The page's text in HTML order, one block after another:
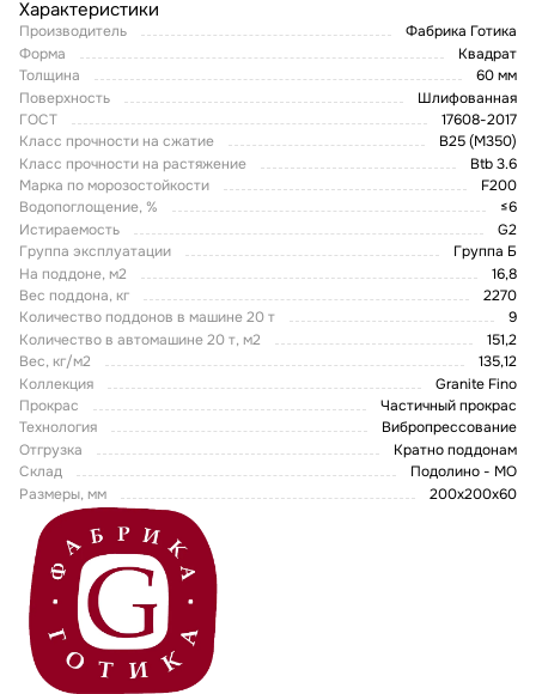
Характеристики
Производитель
Фабрика Готика
Форма
Квадрат
Толщина
60 мм
Поверхность
Шлифованная
ГОСТ
17608-2017
Класс прочности на сжатие
В25 (М350)
Класс прочности на растяжение
Btb 3.6
Марка по морозостойкости
F200
Водопоглощение, %
≤6
Истираемость
G2
Группа эксплуатации
Группа Б
На поддоне, м2
16,8
Вес поддона, кг
2270
Количество поддонов в машине 20 т
9
Количество в автомашине 20 т, м2
151,2
Вес, кг/м2
135,12
Коллекция
Granite Fino
Прокрас
Частичный прокрас
Технология
Вибропрессование
Отгрузка
Кратно поддонам
Склад
Подолино - МО
Размеры, мм
200х200х60